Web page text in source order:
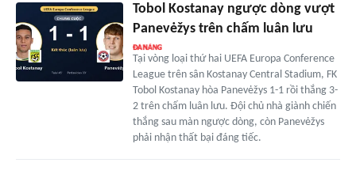
Tobol Kostanay ngược dòng vượt
Panevėžys trên chấm luân lưu
Tại vòng loại thứ hai UEFA Europa Conference
League trên sân Kostanay Central Stadium, FK
Tobol Kostanay hòa Panevėžys 1-1 rồi thắng 3-
2 trên chấm luân lưu. Đội chủ nhà giành chiến
thắng sau màn ngược dòng, còn Panevėžys
phải nhận thất bại đáng tiếc.